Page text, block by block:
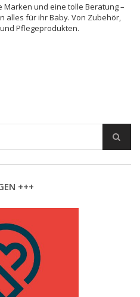
und eine tolle Beratung –
alles für ihr Baby. Von Zubehör,
Pflegeprodukten.
+++